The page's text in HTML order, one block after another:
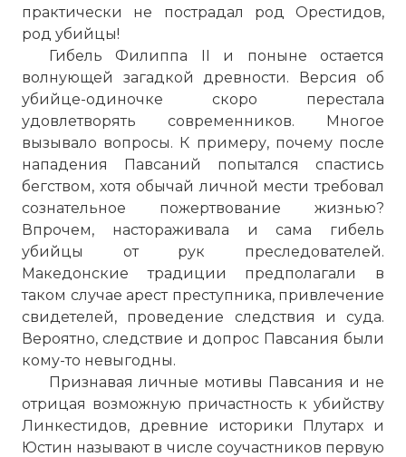
практически не пострадал род Орестидов,
род убийцы!
Гибель Филиппа II и поныне остается
волнующей загадкой древности. Версия об
убийце-одиночке скоро перестала
удовлетворять современников. Многое
вызывало вопросы. К примеру, почему после
нападения Павсаний попытался спастись
бегством, хотя обычай личной мести требовал
сознательное пожертвование жизнью?
Впрочем, настораживала и сама гибель
убийцы от рук преследователей.
Македонские традиции предполагали в
таком случае арест преступника, привлечение
свидетелей, проведение следствия и суда.
Вероятно, следствие и допрос Павсания были
кому-то невыгодны.
Признавая личные мотивы Павсания и не
отрицая возможную причастность к убийству
Линкестидов, древние историки Плутарх и
Юстин называют в числе соучастников первую